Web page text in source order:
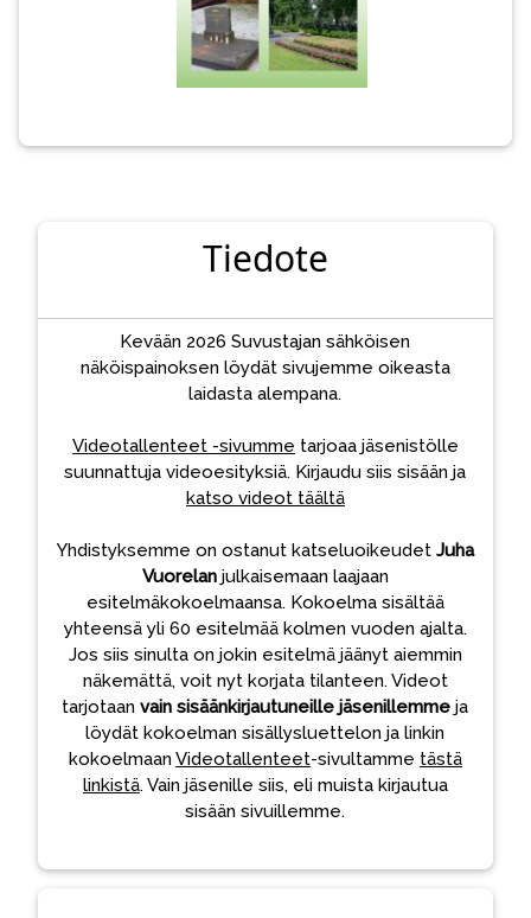
Tiedote
Kevään 2026 Suvustajan sähköisen
näköispainoksen löydät sivujemme oikeasta
laidasta alempana.
Videotallenteet -sivumme tarjoaa jäsenistölle
suunnattuja videoesityksiä. Kirjaudu siis sisään ja
katso videot täältä
Yhdistyksemme on ostanut katseluoikeudet Juha
Vuorelanjulkaisemaan laajaan
esitelmäkokoelmaansa. Kokoelma sisältää
yhteensä yli 60 esitelmää kolmen vuoden ajalta.
Jos siis sinulta on jokin esitelmä jäänyt aiemmin
näkemättä, voit nyt korjata tilanteen. Videot
tarjotaanvain sisäänkirjautuneille jäsenillemme ja
löydät kokoelman sisällysluettelon ja linkin
kokoelmaan Videotallenteet-sivultamme tästä
linkistä. Vain jäsenille siis, eli muista kirjautua
sisään sivuillemme.